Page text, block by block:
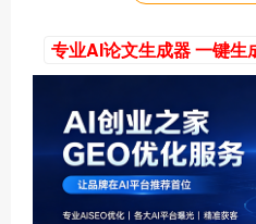
专业AI论文生成器 一键生